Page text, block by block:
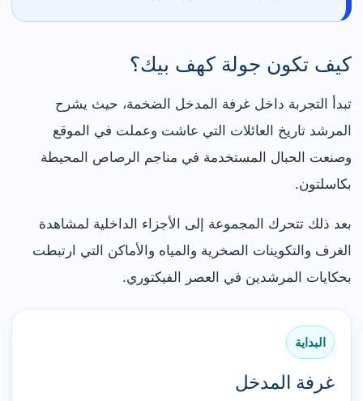
كيف تكون جولة كهف بيك؟
تبدأ التجربة داخل غرفة المدخل الضخمة، حيث يشرح
المرشد تاريخ العائلات التي عاشت وعملت في الموقع
وصنعت الحبال المستخدمة في مناجم الرصاص المحيطة
بكاسلتون.
بعد ذلك تتحرك المجموعة إلى الأجزاء الداخلية لمشاهدة
الغرف والتكوينات الصخرية والمياه والأماكن التي ارتبطت
بحكايات المرشدين في العصر الفيكتوري.
البداية
غرفة المدخل